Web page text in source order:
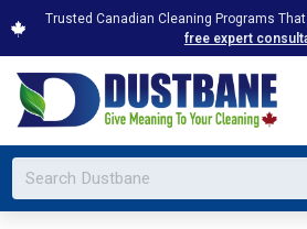
Trusted Canadian Cleaning Programs
free expert